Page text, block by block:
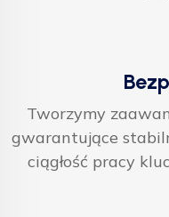
Tworzymy
gwarantujące
ciągłość pracy